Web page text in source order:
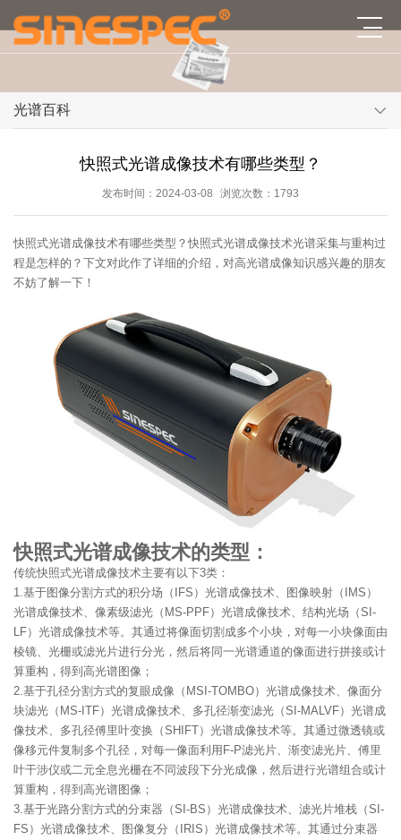
光谱百科
快照式光谱成像技术有哪些类型？
发布时间：2024-03-08 浏览次数：1793
快照式光谱成像技术有哪些类型？快照式光谱成像技术光谱采集与重构过
程是怎样的？下文对此作了详细的介绍，对高光谱成像知识感兴趣的朋友
不妨了解一下！
快照式光谱成像技术的类型：
传统快照式光谱成像技术主要有以下3类：
1.基于图像分割方式的积分场（IFS）光谱成像技术、图像映射（IMS）
光谱成像技术、像素级滤光（MS-PPF）光谱成像技术、结构光场（SI-
LF）光谱成像技术等。其通过将像面切割成多个小块，对每一小块像面由
棱镜、光栅或滤光片进行分光，然后将同一光谱通道的像面进行拼接或计
算重构，得到高光谱图像；
2.基于孔径分割方式的复眼成像（MSI-TOMBO）光谱成像技术、像面分
块滤光（MS-ITF）光谱成像技术、多孔径渐变滤光（SI-MALVF）光谱成
像技术、多孔径傅里叶变换（SHIFT）光谱成像技术等。其通过微透镜或
像移元件复制多个孔径，对每一像面利用F-P滤光片、渐变滤光片、傅里
叶干涉仪或二元全息光栅在不同波段下分光成像，然后进行光谱组合或计
算重构，得到高光谱图像；
3.基于光路分割方式的分束器（SI-BS）光谱成像技术、滤光片堆栈（SI-
FS）光谱成像技术、图像复分（IRIS）光谱成像技术等。其通过分束器